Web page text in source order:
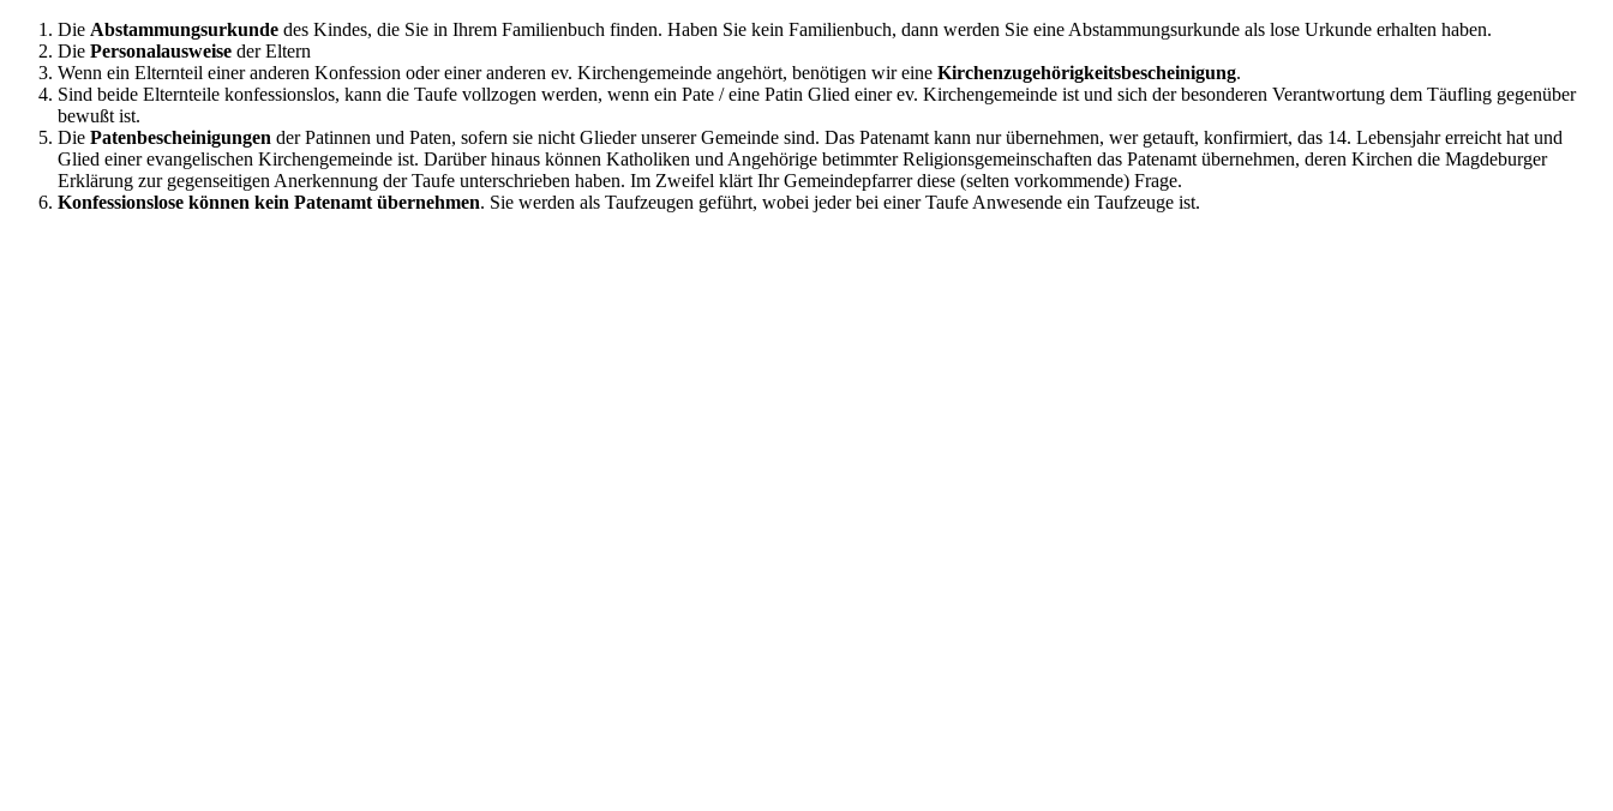
Die Abstammungsurkunde des Kindes, die Sie in Ihrem Familienbuch finden. Haben Sie kein Familienbuch, dann werden Sie eine Abstammungsurkunde als lose Urkunde erhalten haben.
Die Personalausweise der Eltern
Wenn ein Elternteil einer anderen Konfession oder einer anderen ev. Kirchengemeinde angehört, benötigen wir eine Kirchenzugehörigkeitsbescheinigung.
Sind beide Elternteile konfessionslos, kann die Taufe vollzogen werden, wenn ein Pate / eine Patin Glied einer ev. Kirchengemeinde ist und sich der besonderen Verantwortung dem Täufling gegenüber
bewußt ist.
Die Patenbescheinigungen der Patinnen und Paten, sofern sie nicht Glieder unserer Gemeinde sind. Das Patenamt kann nur übernehmen, wer getauft, konfirmiert, das 14. Lebensjahr erreicht hat und
Glied einer evangelischen Kirchengemeinde ist. Darüber hinaus können Katholiken und Angehörige betimmter Religionsgemeinschaften das Patenamt übernehmen, deren Kirchen die Magdeburger
Erklärung zur gegenseitigen Anerkennung der Taufe unterschrieben haben. Im Zweifel klärt Ihr Gemeindepfarrer diese (selten vorkommende) Frage.
Konfessionslose können kein Patenamt übernehmen. Sie werden als Taufzeugen geführt, wobei jeder bei einer Taufe Anwesende ein Taufzeuge ist.